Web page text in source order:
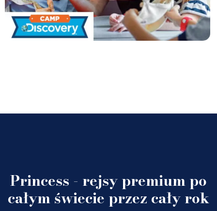
Princess - rejsy premium po
całym świecie przez cały rok